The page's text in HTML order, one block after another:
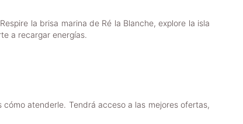
la brisa marina de Ré la Blanche, explore la isla
a recargar energías.
atenderle. Tendrá acceso a las mejores ofertas,